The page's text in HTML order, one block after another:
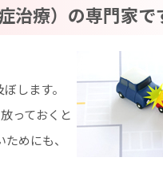
治療）の専門家で
します。
っておくと
めにも、